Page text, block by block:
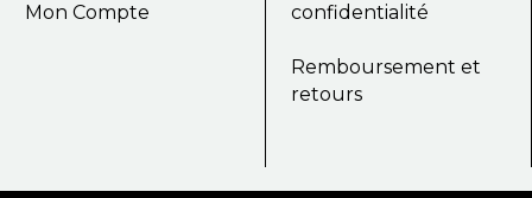
Mon Compte
confidentialité
Remboursement et
retours